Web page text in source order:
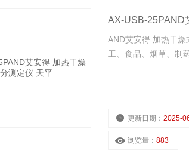
AX-USB-25PAND
AND艾安得 加热干
工、食品、烟草、制
更新日期： 2025-06-
浏览量： 883